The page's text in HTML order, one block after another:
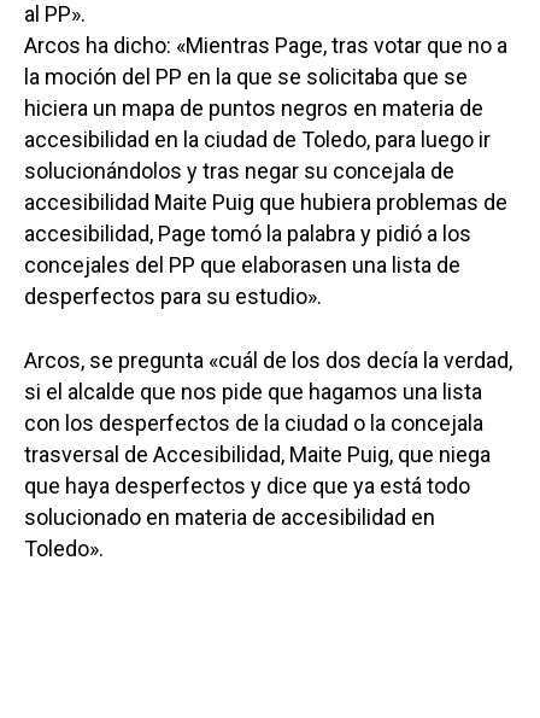
al PP».
Arcos ha dicho: «Mientras Page, tras votar que no a
la moción del PP en la que se solicitaba que se
hiciera un mapa de puntos negros en materia de
accesibilidad en la ciudad de Toledo, para luego ir
solucionándolos y tras negar su concejala de
accesibilidad Maite Puig que hubiera problemas de
accesibilidad, Page tomó la palabra y pidió a los
concejales del PP que elaborasen una lista de
desperfectos para su estudio».
Arcos, se pregunta «cuál de los dos decía la verdad,
si el alcalde que nos pide que hagamos una lista
con los desperfectos de la ciudad o la concejala
trasversal de Accesibilidad, Maite Puig, que niega
que haya desperfectos y dice que ya está todo
solucionado en materia de accesibilidad en
Toledo».